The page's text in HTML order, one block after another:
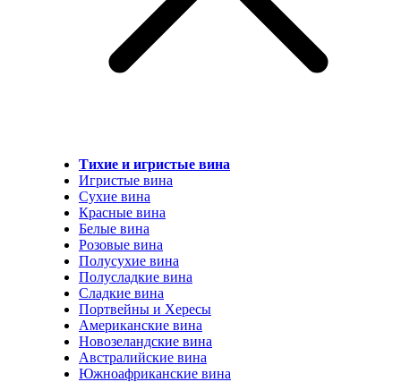
Тихие и игристые вина
Игристые вина
Сухие вина
Красные вина
Белые вина
Розовые вина
Полусухие вина
Полусладкие вина
Сладкие вина
Портвейны и Хересы
Американские вина
Новозеландские вина
Австралийские вина
Южноафриканские вина